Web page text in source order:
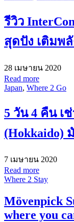
รีวิว
สุดปัง เติมพ
28 เมษายน 2020
Read more
Japan, Where 2 Go
5 วัน 4 คืน เ
(Hokkaido)
7 เมษายน 2020
Read more
Where 2 Stay
Mövenpick
where you